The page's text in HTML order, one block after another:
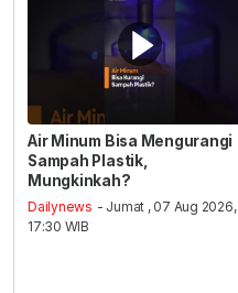
Air Minum Bisa Mengurangi
Sampah Plastik,
Mungkinkah?
Dailynews - Jumat , 07 Aug 2026,
17:30 WIB